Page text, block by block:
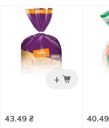
+
43.49 ₴ 40.49